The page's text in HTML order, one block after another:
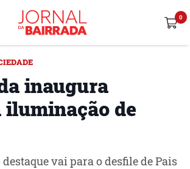
inaugura
iluminação de
vai para o desfile de Pais